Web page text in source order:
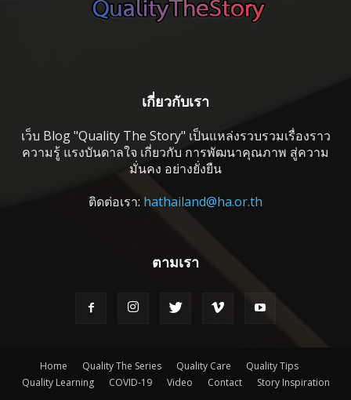
เกี่ยวกับเรา
เว็บ Blog "Quality The Story" เป็นแหล่งรวบรวมเรื่องราว
ความรู้ แรงบันดาลใจ เกี่ยวกับ การพัฒนาคุณภาพ สู่ความ
มั่นคง อย่างยั่งยืน
ติดต่อเรา: hathailand@ha.or.th
ตามเรา
Home Quality The Series Quality Care
Quality Tips
Quality Learning
COVID-19 Video Contact Story Inspiration